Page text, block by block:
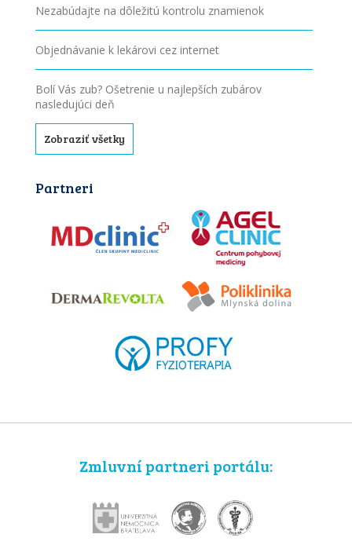
Nezabúdajte na dôležitú kontrolu znamienok
Objednávanie k lekárovi cez internet
Bolí Vás zub? Ošetrenie u najlepších zubárov
nasledujúci deň
Zobraziť všetky
Partneri
Zmluvní partneri portálu: